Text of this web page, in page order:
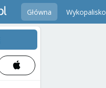
Główna Wykopalisko